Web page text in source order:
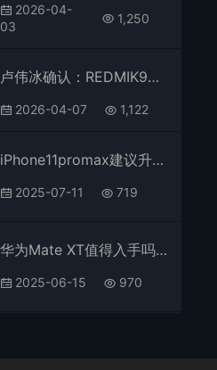
2026-04-
03
1,250
卢伟冰确认：REDMIK90Max不是至尊版！定位更高
2026-04-07 1,122
iPhone11promax建议升级到ios 17.2吗
2025-07-11 719
华为Mate XT值得入手吗 华为Mate XT上手体验
2025-06-15 970